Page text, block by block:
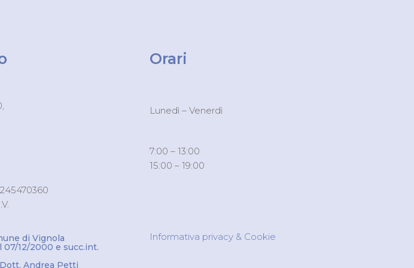
di Vignola
07/12/2000 e succ.int.
Andrea Petti
Orari
Lunedì – Venerdì
7:00 – 13:00
15:00 – 19:00
Informativa privacy & Cookie